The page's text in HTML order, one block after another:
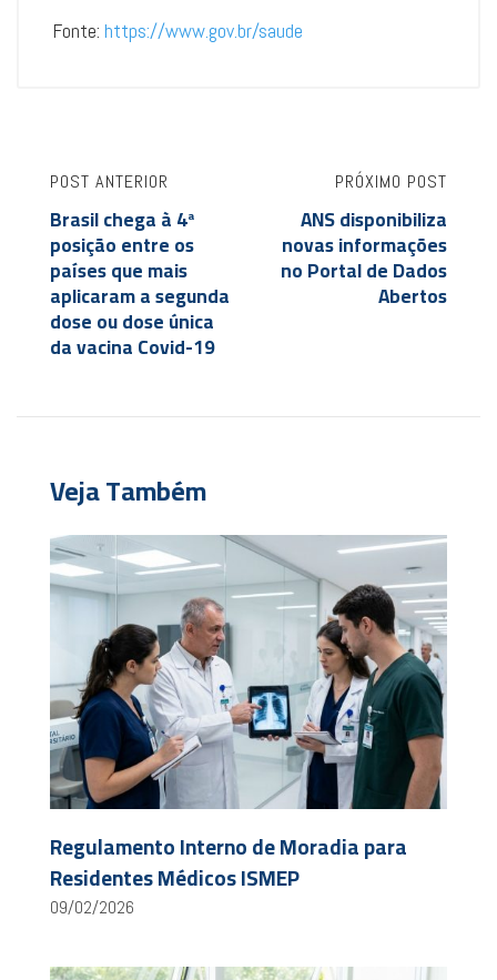
Fonte: https://www.gov.br/saude
POST ANTERIOR
Brasil chega à 4ª
posição entre os
países que mais
aplicaram a segunda
dose ou dose única
da vacina Covid-19
PRÓXIMO POST
ANS disponibiliza
novas informações
no Portal de Dados
Abertos
Veja Também
Regulamento Interno de Moradia para
Residentes Médicos ISMEP
09/02/2026